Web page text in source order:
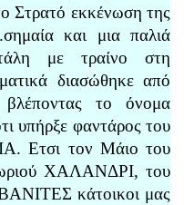
Στρατό εκκένωση της
και μια παλιά
με τραίνο στη
διασώθηκε από
το όνομα
υπήρξε φαντάρος του
Ετσι τον Μάιο του
ΧΑΛΑΝΔΡΙ, του
κάτοικοι μας